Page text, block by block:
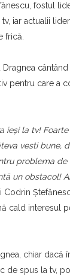
fostul
iar actualii
frică.
pentru care a
ieși la tv!
vesti bune,
problema de
un obstacol!
Codrin
cald interesul
chiar dacă
de spus la tv,